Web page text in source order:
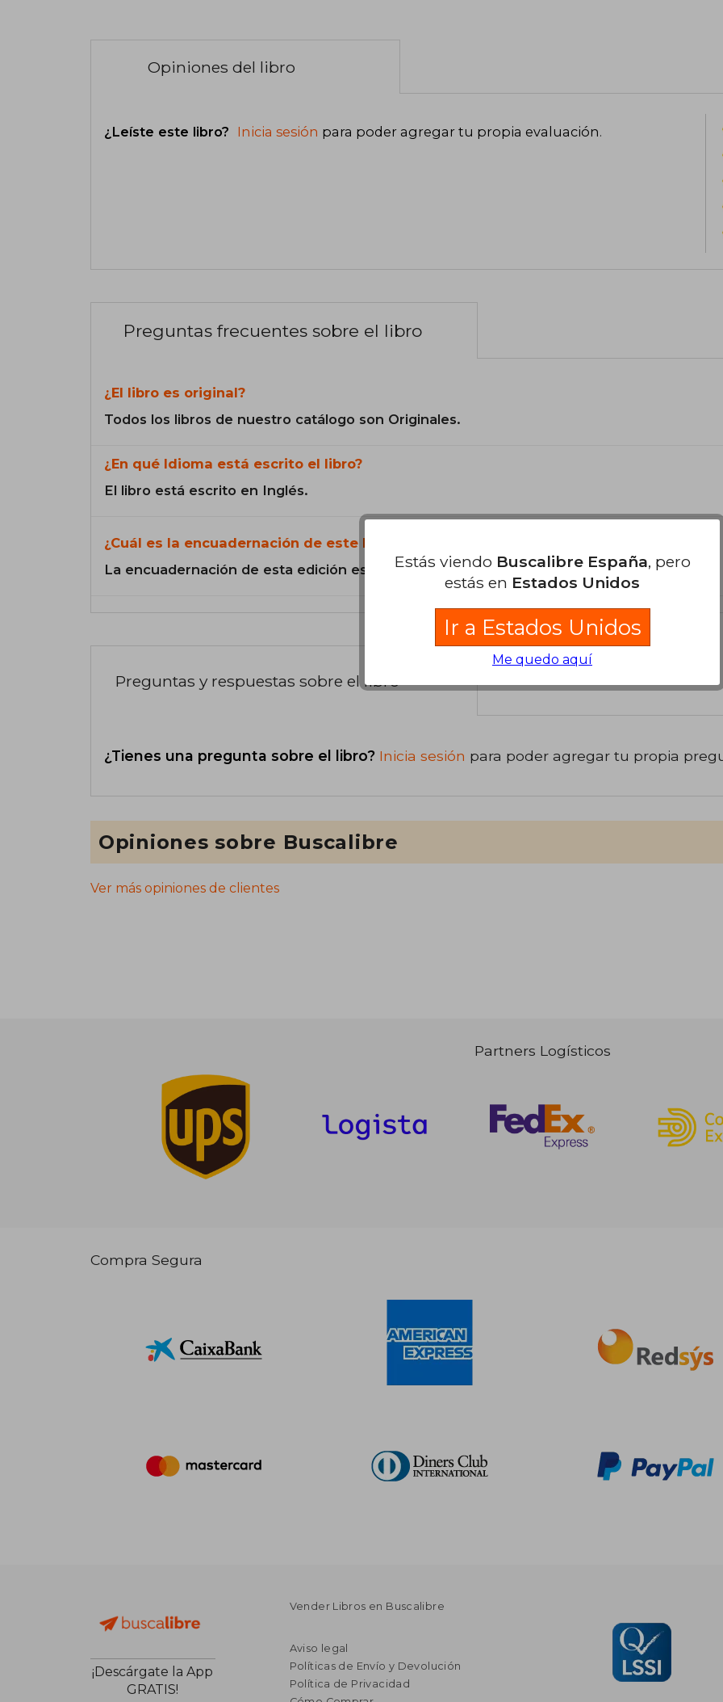
Opiniones del libro
¿Leíste este libro? Inicia sesión para poder agregar tu propia evaluación.
Preguntas frecuentes sobre el libro
¿El libro es original?
Todos los libros de nuestro catálogo son Originales.
¿En qué Idioma está escrito el libro?
El libro está escrito en Inglés.
¿Cuál es la encuadernación de este libro?
La encuadernación de esta edición es Tapa Dura.
Preguntas y respuestas sobre el libro
¿Tienes una pregunta sobre el libro? Inicia sesión para poder agregar tu propia
Opiniones sobre Buscalibre
Ver más opiniones de clientes
Partners Logísticos
Compra Segura
¡Descárgate la App
GRATIS!
Vender Libros en Buscalibre
Aviso legal
Políticas de Envío y Devolución
Política de Privacidad
Estás viendo Buscalibre España, pero
estás en Estados Unidos
Ir a Estados Unidos
Me quedo aquí